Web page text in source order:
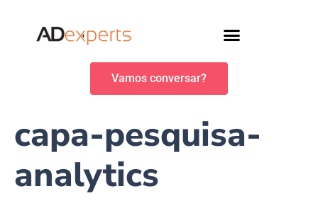
Vamos conversar?
capa-pesquisa-
analytics